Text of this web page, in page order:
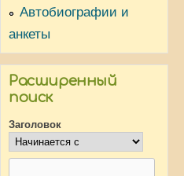
Автобиографии и
анкеты
Расширенный
поиск
Заголовок